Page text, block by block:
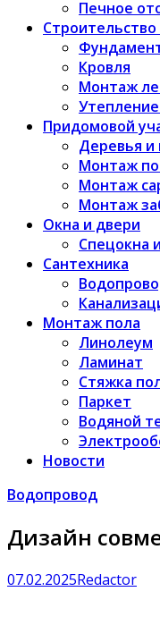
Печное
Кровля
Монтаж
Придомовой
Деревья и
Монтаж
Монтаж
Монтаж
Окна и двери
Спецокна
Сантехника
Монтаж пола
Линолеум
Ламинат
Стяжка
Паркет
Водяной
Новости
Водопровод
Дизайн
07.02.2025Redactor